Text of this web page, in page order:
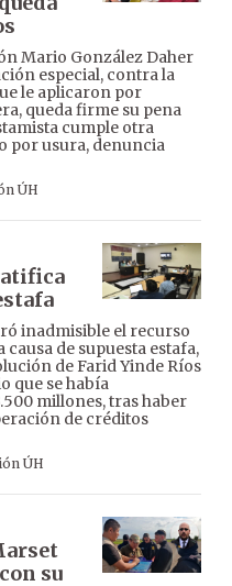
Mario González Daher
especial, contra la
le aplicaron por
queda firme su pena
cumple otra
por usura, denuncia
ÚH
inadmisible el recurso
de supuesta estafa,
de Farid Yinde Ríos
que se había
millones, tras haber
de créditos
ÚH
su